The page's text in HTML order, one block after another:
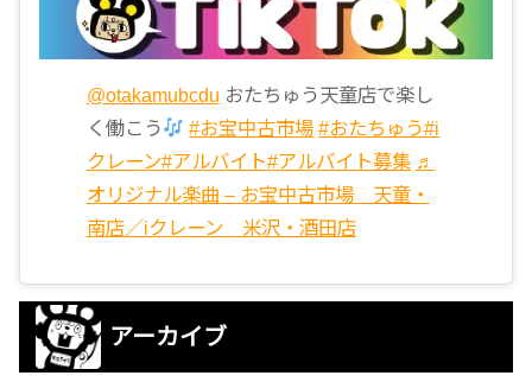
@otakamubcdu おたちゅう天童店で楽し
く働こう
#お宝中古市場 #おたちゅう#i
クレーン#アルバイト#アルバイト募集 ♬
オリジナル楽曲 – お宝中古市場 天童・
南店／iクレーン 米沢・酒田店
アーカイブ